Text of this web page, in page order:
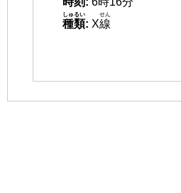
種類
しゅるい
: X線
せん